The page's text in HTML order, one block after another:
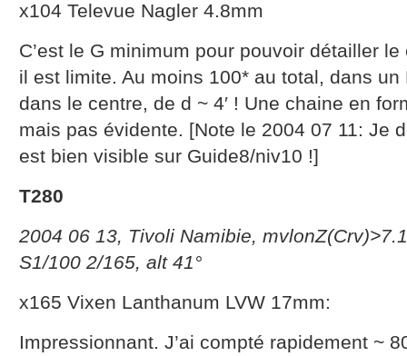
x104 Televue Nagler 4.8mm
C’est le G minimum pour pouvoir détailler
il est limite. Au moins 100* au total, dans un
dans le centre, de d ~ 4′ ! Une chaine en
mais pas évidente. [Note le 2004 07 11: Je
est bien visible sur Guide8/niv10 !]
T280
2004 06 13, Tivoli Namibie,
S1/100 2/165, alt 41°
x165 Vixen Lanthanum LVW 17mm:
Impressionnant. J’ai compté rapidement ~